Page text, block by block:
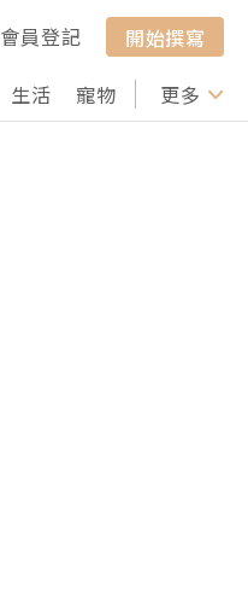
會員登記
開始撰寫
生活 寵物 行山 打卡
更多